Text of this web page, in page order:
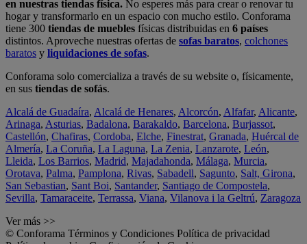
en nuestras tiendas física. No esperes más para crear o renovar tu
hogar y transformarlo en un espacio con mucho estilo. Conforama
tiene 300 tiendas de muebles físicas distribuidas en 6 países
distintos. Aproveche nuestras ofertas de sofas baratos, colchones
baratos y liquidaciones de sofas.
Conforama solo comercializa a través de su website o, físicamente,
en sus tiendas de sofás.
Alcalá de Guadaíra, Alcalá de Henares, Alcorcón, Alfafar, Alicante,
Arinaga, Asturias, Badalona, Barakaldo, Barcelona, Burjassot,
Castellón, Chafiras, Cordoba, Elche, Finestrat, Granada, Huércal de
Almería, La Coruña, La Laguna, La Zenia, Lanzarote, León,
Lleida, Los Barrios, Madrid, Majadahonda, Málaga, Murcia,
Orotava, Palma, Pamplona, Rivas, Sabadell, Sagunto, Salt, Girona,
San Sebastian, Sant Boi, Santander, Santiago de Compostela,
Sevilla, Tamaraceite, Terrassa, Viana, Vilanova i la Geltrú, Zaragoza
Ver más >>
© Conforama Términos y Condiciones Política de privacidad